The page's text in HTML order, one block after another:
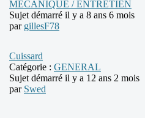
MECANIQUE / ENTRETIEN
Sujet démarré il y a 8 ans 6 mois
par gillesF78
Cuissard
Catégorie : GENERAL
Sujet démarré il y a 12 ans 2 mois
par Swed